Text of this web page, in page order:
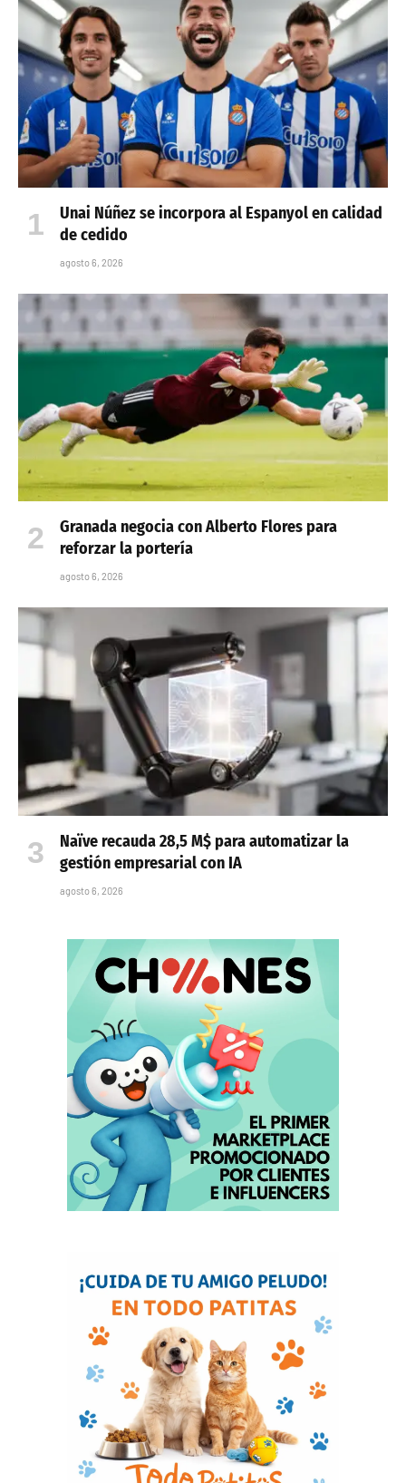
Unai Núñez se incorpora al Espanyol en calidad
de cedido
agosto 6, 2026
Granada negocia con Alberto Flores para
reforzar la portería
agosto 6, 2026
Naïve recauda 28,5 M$ para automatizar la
gestión empresarial con IA
agosto 6, 2026